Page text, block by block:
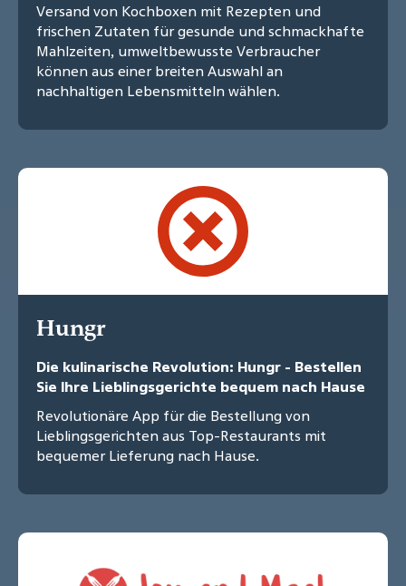
Versand von Kochboxen mit Rezepten und
frischen Zutaten für gesunde und schmackhafte
Mahlzeiten, umweltbewusste Verbraucher
können aus einer breiten Auswahl an
nachhaltigen Lebensmitteln wählen.
Hungr
Die kulinarische Revolution: Hungr - Bestellen
Sie Ihre Lieblingsgerichte bequem nach Hause
Revolutionäre App für die Bestellung von
Lieblingsgerichten aus Top-Restaurants mit
bequemer Lieferung nach Hause.